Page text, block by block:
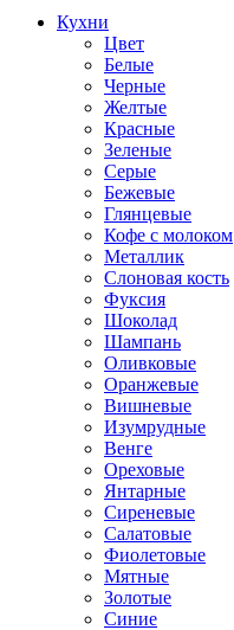
Кухни
Цвет
Белые
Черные
Желтые
Красные
Зеленые
Серые
Бежевые
Глянцевые
Кофе с молоком
Металлик
Слоновая кость
Фуксия
Шоколад
Шампань
Оливковые
Оранжевые
Вишневые
Изумрудные
Венге
Ореховые
Янтарные
Сиреневые
Салатовые
Фиолетовые
Мятные
Золотые
Синие